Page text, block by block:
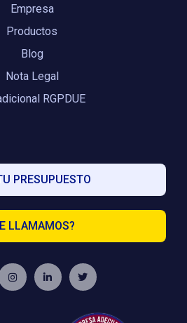
Empresa
Productos
Blog
Nota Legal
RGPDUE
PRESUPUESTO
LLAMAMOS?